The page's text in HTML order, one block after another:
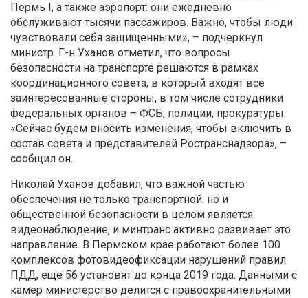
Пермь I, а также аэропорт: они ежедневно
обслуживают тысячи пассажиров. Важно, чтобы люди
чувствовали себя защищенными», – подчеркнул
министр. Г-н Уханов отметил, что вопросы
безопасности на транспорте решаются в рамках
координационного совета, в который входят все
заинтересованные стороны, в том числе сотрудники
федеральных органов – ФСБ, полиции, прокуратуры.
«Сейчас будем вносить изменения, чтобы включить в
состав совета и представителей Ространснадзора», –
сообщил он.
Николай Уханов добавил, что важной частью
обеспечения не только транспортной, но и
общественной безопасности в целом является
видеонаблюдение, и минтранс активно развивает это
направление. В Пермском крае работают более 100
комплексов фотовидеофиксации нарушений правил
ПДД, еще 56 установят до конца 2019 года. Данными с
камер министерство делится с правоохранительными